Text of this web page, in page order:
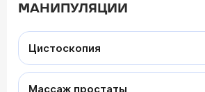
МАНИПУЛЯЦИИ
Цистоскопия
Массаж простаты